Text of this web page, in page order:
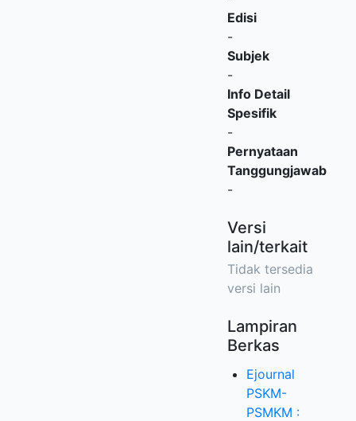
Edisi
-
Subjek
-
Info Detail
Spesifik
-
Pernyataan
Tanggungjawab
-
Versi
lain/terkait
Tidak tersedia
versi lain
Lampiran
Berkas
Ejournal
PSKM-
PSMKM :